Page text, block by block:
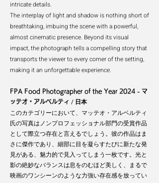
intricate details.
The interplay of light and shadow is nothing short of
breathtaking, imbuing the scene with a powerful,
almost cinematic presence. Beyond its visual
impact, the photograph tells acompelling story that
transports the viewer to every corner of the setting,
making it an unforgettable experience.
FPA Food Photographer of the Year 2024 - マ
ッテオ・アルベルティ / 日本
このカテゴリーにおいて、マッテオ・アルベルティ
氏の写真はノンプロフェッショナル部門の受賞作品
として際立つ存在と言えるでしょう。彼の作品はま
さに傑作であり、細部に目を凝らすたびに新たな発
見がある、魅力的で見入ってしまう一枚です。光と
影の絶妙なバランスは息をのむほど美しく、まるで
映画のワンシーンのような力強い存在感を放ってい